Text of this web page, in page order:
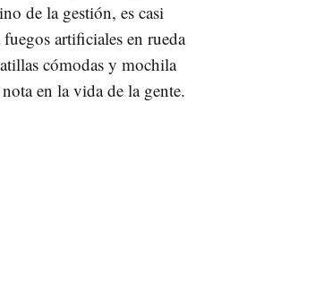
de la gestión, es casi
artificiales en rueda
cómodas y mochila
en la vida de la gente.